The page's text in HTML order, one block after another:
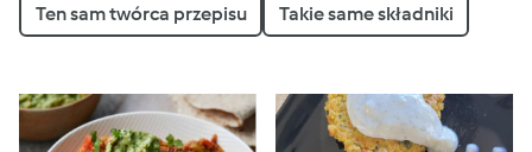
Ten sam twórca przepisu Takie same składniki